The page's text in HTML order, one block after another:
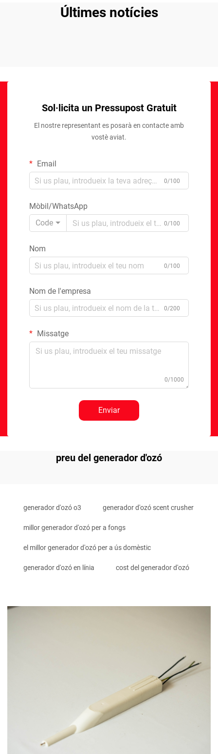
Últimes notícies
Sol·licita un Pressupost Gratuit
El nostre representant es posarà en contacte amb
vostè aviat.
Email
0/100
Mòbil/WhatsApp
Code
0/100
Nom
0/100
Nom de l'empresa
0/200
Missatge
0/1000
Enviar
preu del generador d'ozó
generador d'ozó o3 generador d'ozó scent crusher
millor generador d'ozó per a fongs
el millor generador d'ozó per a ús domèstic
generador d'ozó en línia cost del generador d'ozó